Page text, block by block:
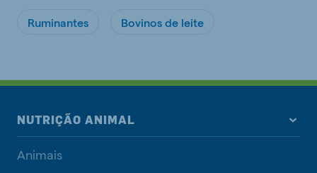
Ruminantes Bovinos de leite
NUTRIÇÃO ANIMAL
Animais